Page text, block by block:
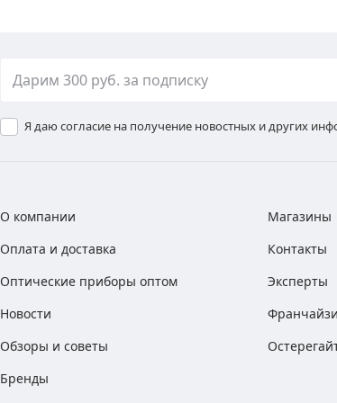
Я даю согласие на получение новостных и других
О компании
Оплата и доставка
Оптические приборы оптом
Новости
Обзоры и советы
Бренды
Магазины
Контакты
Эксперты